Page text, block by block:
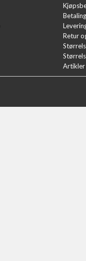
Betaling
Retur
Artikler